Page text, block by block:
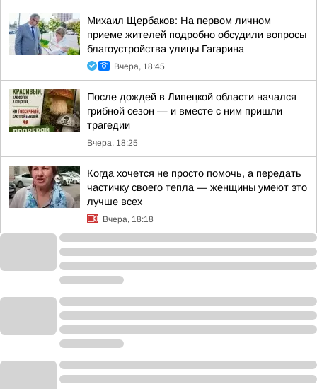
Михаил Щербаков: На первом личном
приеме жителей подробно обсудили вопросы
благоустройства улицы Гагарина
Вчера, 18:45
После дождей в Липецкой области начался
грибной сезон — и вместе с ним пришли
трагедии
Вчера, 18:25
Когда хочется не просто помочь, а передать
частичку своего тепла — женщины умеют это
лучше всех
Вчера, 18:18